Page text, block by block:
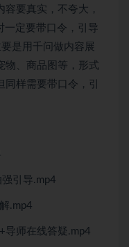
要真实，不夸大，
一定要带口令，引导
是用千问做内容展
物、商品图等，形式
样需要带口令，引
引导.mp4
.mp4
导师在线答疑.mp4